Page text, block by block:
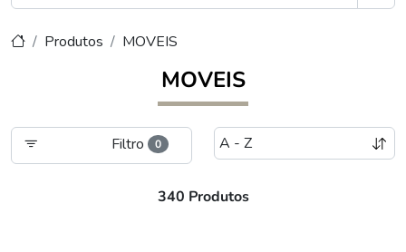
Produtos MOVEIS
MOVEIS
Filtro 0
340 Produtos